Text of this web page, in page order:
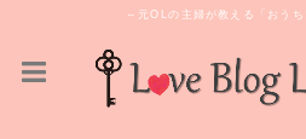
～元OLの主婦が教える「おう